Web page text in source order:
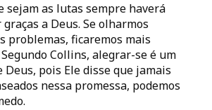
sejam as lutas sempre haverá
a Deus. Se olharmos
problemas, ficaremos mais
Collins, alegrar-se é um
Deus, pois Ele disse que jamais
nessa promessa, podemos